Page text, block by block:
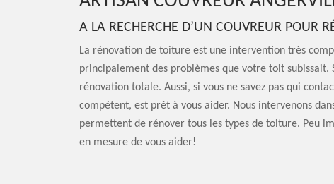
A LA RECHERCHE D’UN COUVREUR POUR
La rénovation de toiture est une intervention très
principalement des problèmes que votre toit
rénovation totale. Aussi, si vous ne savez pas qui
compétent, est prêt à vous aider. Nous intervenons
permettent de rénover tous les types de toiture. Peu
en mesure de vous aider!